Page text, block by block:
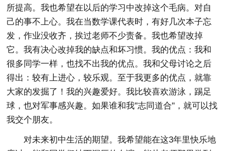
所提高。我也希望在以后的学习中改掉这个毛病。对自
己的事不上心。我在当数学课代表时，有好几次本子忘
发，作业没收齐，挨过老师不少责备。我也希望改掉
它。我有决心改掉我的缺点和坏习惯。我的优点：我和
很多同学一样，也找不出我的优点。我和父母讨论之后
得出：较有上进心，较乐观。至于我更多的优点，就靠
大家的发掘了！我的兴趣爱好。我比较喜欢游泳，踢足
球，也对军事感兴趣。如果谁和我"志同道合"，就可以找
我交个朋友。
对未来初中生活的期望。我希望能在这3年里快乐地